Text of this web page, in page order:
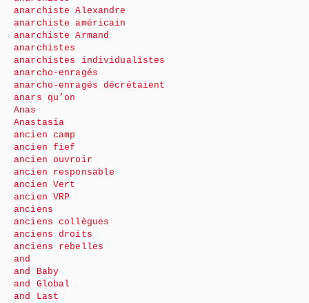
anarchiste Alexandre
anarchiste américain
anarchiste Armand
anarchistes
anarchistes individualistes
anarcho-enragés
anarcho-enragés décrétaient
anars qu’on
Anas
Anastasia
ancien camp
ancien fief
ancien ouvroir
ancien responsable
ancien Vert
ancien VRP
anciens
anciens collègues
anciens droits
anciens rebelles
and
and Baby
and Global
and Last